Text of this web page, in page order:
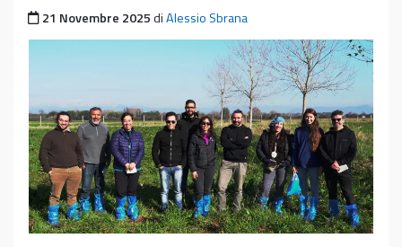
Pubblicato il
21 Novembre 2025diAlessio Sbrana